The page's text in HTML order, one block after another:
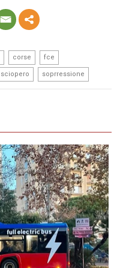
re
corse fce
sciopero soprressione